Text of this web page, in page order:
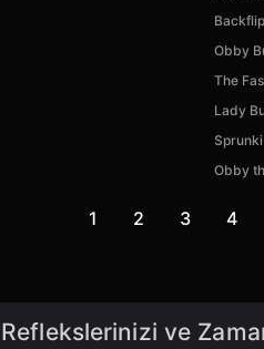
Obby
The
Lady
Obby
1 2 3 4
ve